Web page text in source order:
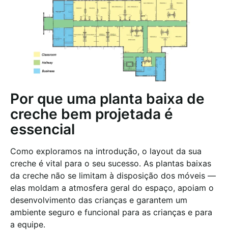
Por que uma planta baixa de
creche bem projetada é
essencial
Como exploramos na introdução, o layout da sua
creche é vital para o seu sucesso. As plantas baixas
da creche não se limitam à disposição dos móveis —
elas moldam a atmosfera geral do espaço, apoiam o
desenvolvimento das crianças e garantem um
ambiente seguro e funcional para as crianças e para
a equipe.